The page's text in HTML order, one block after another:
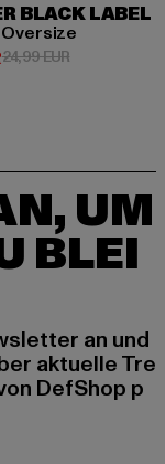
BLACK LABEL
20,99 EUR
24,99 EURAktionspreis:
UM
BLEI
an und
aktuelle Tre
DefShop p